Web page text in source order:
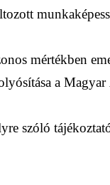
mértékben
a
szóló